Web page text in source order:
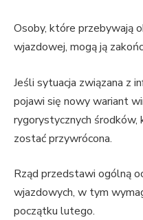
Osoby, które przebywają
wjazdowej, mogą ją
Jeśli sytuacja związana z
pojawi się nowy wariant
rygorystycznych środków,
zostać przywrócona.
Rząd przedstawi ogólną
wjazdowych, w tym
początku lutego.